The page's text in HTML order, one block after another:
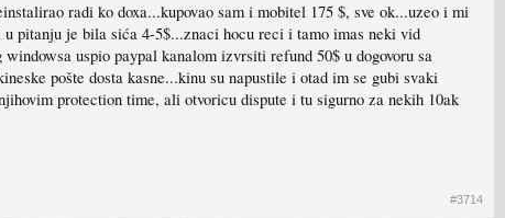
radi ko doxa...kupovao sam i mobitel 175 $, sve ok...uzeo i mi
pitanju je bila sića 4-5$...znaci hocu reci i tamo imas neki vid
uspio paypal kanalom izvrsiti refund 50$ u dogovoru sa
pošte dosta kasne...kinu su napustile i otad im se gubi svaki
protection time, ali otvoricu dispute i tu sigurno za nekih 10ak
#3714